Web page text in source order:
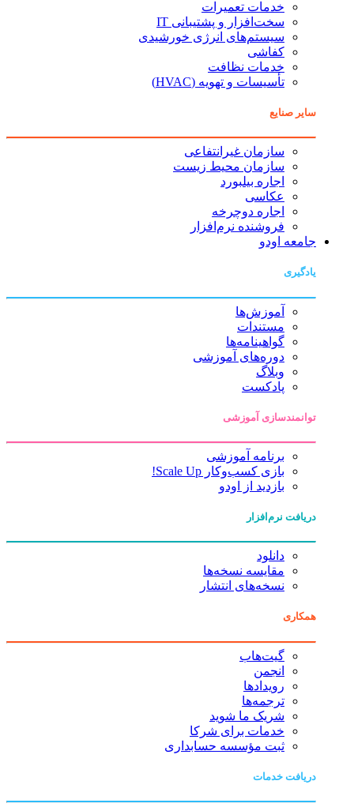
خدمات تعمیرات
سخت‌افزار و پشتیبانی IT
سیستم‌های انرژی خورشیدی
کفاشی
خدمات نظافت
تأسیسات و تهویه (HVAC)
سایر صنایع
سازمان غیرانتفاعی
سازمان محیط زیست
اجاره بیلبورد
عکاسی
اجاره دوچرخه
فروشنده نرم‌افزار
جامعه اودو
یادگیری
آموزش‌ها
مستندات
گواهینامه‌ها
دوره‌های آموزشی
وبلاگ
پادکست
توانمندسازی آموزشی
برنامه آموزشی
بازی کسب‌وکار Scale Up!
بازدید از اودو
دریافت نرم‌افزار
دانلود
مقایسه نسخه‌ها
نسخه‌های انتشار
همکاری
گیت‌هاب
انجمن
رویدادها
ترجمه‌ها
شریک ما شوید
خدمات برای شرکا
ثبت مؤسسه حسابداری
دریافت خدمات